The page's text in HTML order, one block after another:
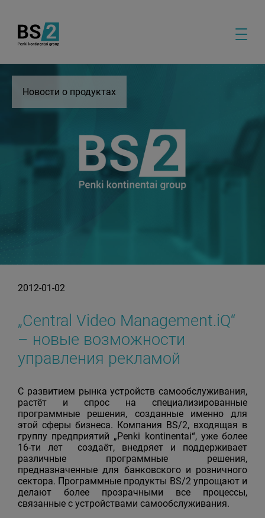
Новости о продуктах
2012-01-02
„Central Video Management.iQ“
– новые возможности
управления рекламой
С развитием рынка устройств самообслуживания,
растёт и спрос на специализированные
программные решения, созданные именно для
этой сферы бизнеса. Компания BS/2, входящая в
группу предприятий „Penki kontinentai“, уже более
16-ти лет создаёт, внедряет и поддерживает
различные программные решения,
предназначенные для банковского и розничного
сектора. Программные продукты BS/2 упрощают и
делают более прозрачными все процессы,
связанные с устройствами самообслуживания.